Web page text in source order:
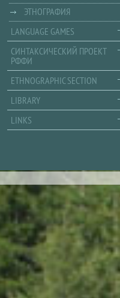
ЭТНОГРАФИЯ
LANGUAGE GAMES
СИНТАКСИЧЕСКИЙ ПРОЕКТ
РФФИ
ETHNOGRAPHIC SECTION
LIBRARY
LINKS